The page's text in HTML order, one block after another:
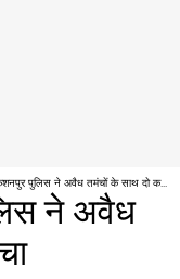
पुलिस ने अवैध तमंचों के साथ दो क...
ने अवैध